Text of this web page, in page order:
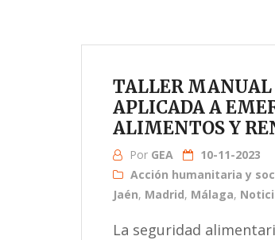
TALLER
APLICADA A
ALIMENTOS Y
Por GEA
10-11-2023
Acción humanitaria y
Jaén, Madrid, Málaga,
La seguridad